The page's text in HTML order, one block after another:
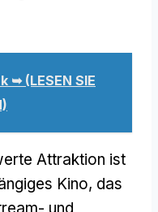
➥ (LESEN SIE
Attraktion ist
Kino, das
und